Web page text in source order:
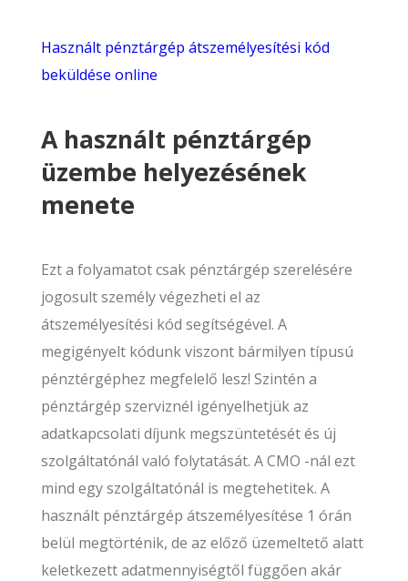
Használt pénztárgép átszemélyesítési kód
beküldése online
A használt pénztárgép
üzembe helyezésének
menete
Ezt a folyamatot csak pénztárgép szerelésére
jogosult személy végezheti el az
átszemélyesítési kód segítségével. A
megigényelt kódunk viszont bármilyen típusú
pénztérgéphez megfelelő lesz! Szintén a
pénztárgép szerviznél igényelhetjük az
adatkapcsolati díjunk megszüntetését és új
szolgáltatónál való folytatását. A CMO -nál ezt
mind egy szolgáltatónál is megtehetitek. A
használt pénztárgép átszemélyesítése 1 órán
belül megtörténik, de az előző üzemeltető alatt
keletkezett adatmennyiségtől függően akár